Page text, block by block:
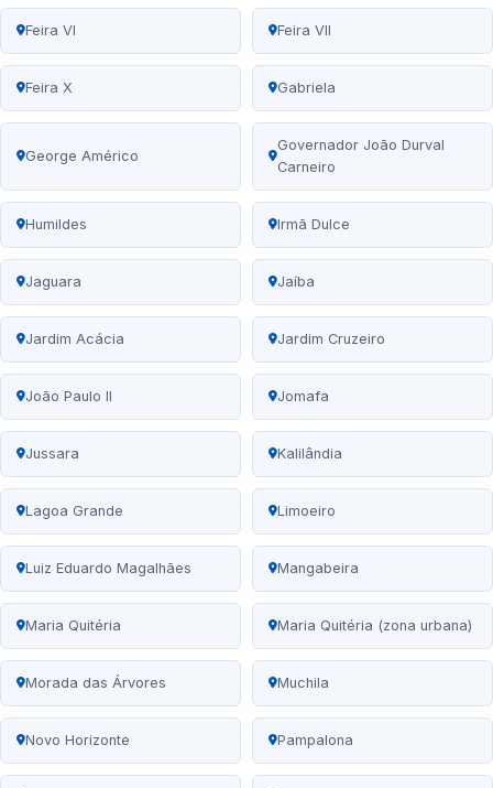
Feira VI Feira VII
Feira X Gabriela
George Américo
Governador João Durval
Carneiro
Humildes Irmã Dulce
Jaguara Jaíba
Jardim Acácia Jardim Cruzeiro
João Paulo II Jomafa
Jussara Kalilândia
Lagoa Grande Limoeiro
Luiz Eduardo Magalhães Mangabeira
Maria Quitéria Maria Quitéria (zona urbana)
Morada das Árvores Muchila
Novo Horizonte Pampalona